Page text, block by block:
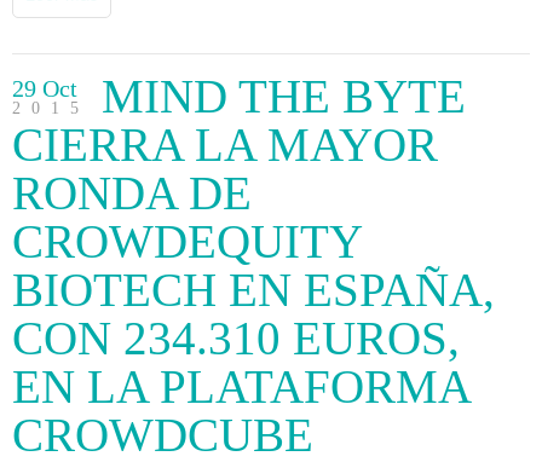
29 Oct
2015
MIND THE BYTE
CIERRA LA MAYOR
RONDA DE
CROWDEQUITY
BIOTECH EN ESPAÑA,
CON 234.310 EUROS,
EN LA PLATAFORMA
CROWDCUBE